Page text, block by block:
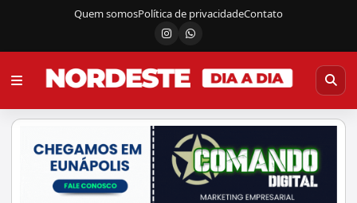
Quem somosPolítica de privacidadeContato
InstagramCanal do WhatsApp